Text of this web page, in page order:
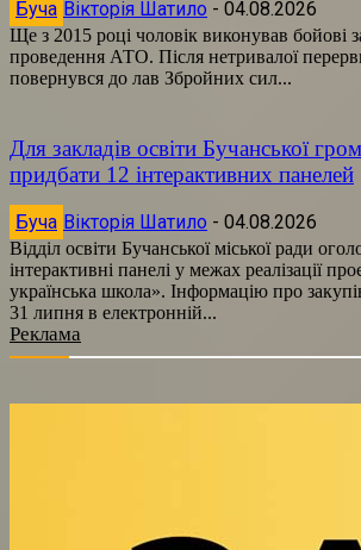
Буча Вікторія Шатило - 04.08.2026
Ще з 2015 році чоловік виконував бойові
проведення АТО. Після нетривалої
повернувся до лав Збройних сил...
Для закладів освіти Бучанської
придбати 12 інтерактивних панелей
Буча Вікторія Шатило - 04.08.2026
Відділ освіти Бучанської міської ради
інтерактивні панелі у межах реалізації
українська школа». Інформацію про
31 липня в електронній...
Реклама